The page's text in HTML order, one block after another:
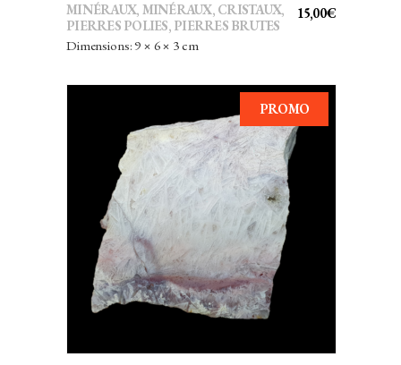
15,00€
MINÉRAUX, MINÉRAUX, CRISTAUX,
PIERRES POLIES, PIERRES BRUTES
Dimensions: 9 × 6 × 3 cm
PROMO
AJOUTER AU PANIER